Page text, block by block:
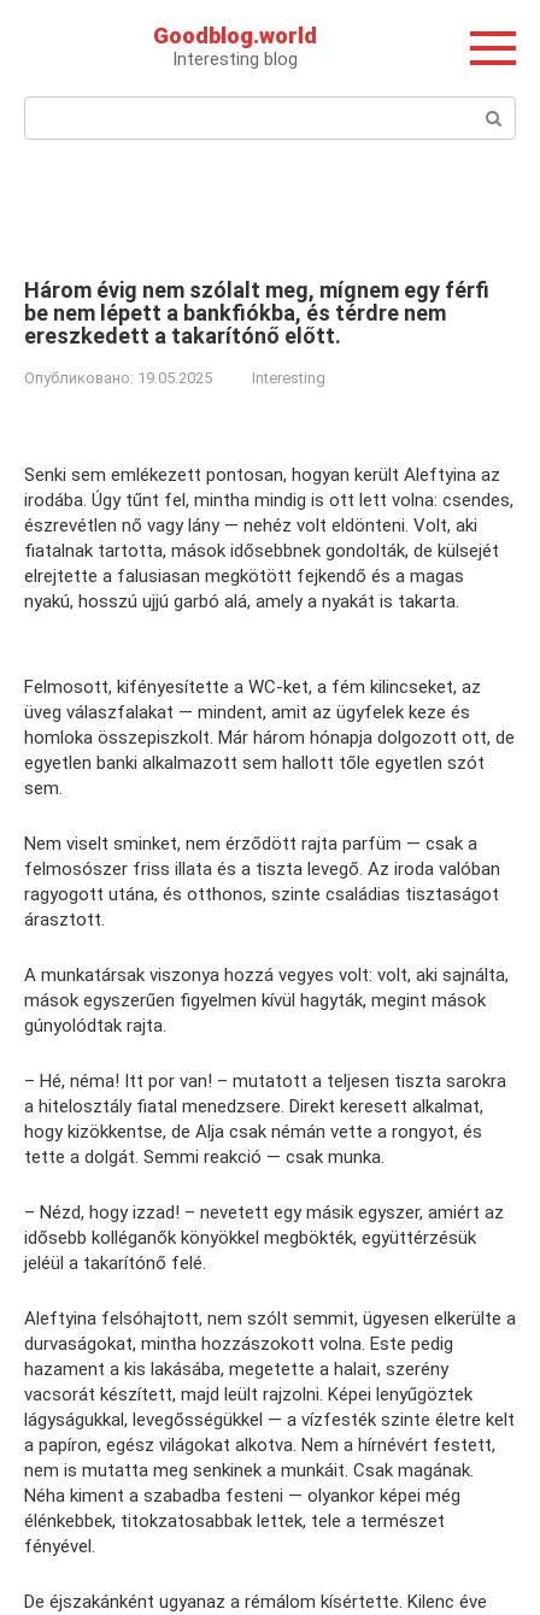
Goodblog.world
Interesting blog
Поиск:
Három évig nem szólalt meg, mígnem egy férfi
be nem lépett a bankfiókba, és térdre nem
ereszkedett a takarítónő előtt.
Опубликовано: 19.05.2025 Interesting
Senki sem emlékezett pontosan, hogyan került Aleftyina az
irodába. Úgy tűnt fel, mintha mindig is ott lett volna: csendes,
észrevétlen nő vagy lány — nehéz volt eldönteni. Volt, aki
fiatalnak tartotta, mások idősebbnek gondolták, de külsejét
elrejtette a falusiasan megkötött fejkendő és a magas
nyakú, hosszú ujjú garbó alá, amely a nyakát is takarta.
Felmosott, kifényesítette a WC-ket, a fém kilincseket, az
üveg válaszfalakat — mindent, amit az ügyfelek keze és
homloka összepiszkolt. Már három hónapja dolgozott ott, de
egyetlen banki alkalmazott sem hallott tőle egyetlen szót
sem.
Nem viselt sminket, nem érződött rajta parfüm — csak a
felmosószer friss illata és a tiszta levegő. Az iroda valóban
ragyogott utána, és otthonos, szinte családias tisztaságot
árasztott.
A munkatársak viszonya hozzá vegyes volt: volt, aki sajnálta,
mások egyszerűen figyelmen kívül hagyták, megint mások
gúnyolódtak rajta.
– Hé, néma! Itt por van! – mutatott a teljesen tiszta sarokra
a hitelosztály fiatal menedzsere. Direkt keresett alkalmat,
hogy kizökkentse, de Alja csak némán vette a rongyot, és
tette a dolgát. Semmi reakció — csak munka.
– Nézd, hogy izzad! – nevetett egy másik egyszer, amiért az
idősebb kolléganők könyökkel megbökték, együttérzésük
jeléül a takarítónő felé.
Aleftyina felsóhajtott, nem szólt semmit, ügyesen elkerülte a
durvaságokat, mintha hozzászokott volna. Este pedig
hazament a kis lakásába, megetette a halait, szerény
vacsorát készített, majd leült rajzolni. Képei lenyűgöztek
lágyságukkal, levegősségükkel — a vízfesték szinte életre kelt
a papíron, egész világokat alkotva. Nem a hírnévért festett,
nem is mutatta meg senkinek a munkáit. Csak magának.
Néha kiment a szabadba festeni — olyankor képei még
élénkebbek, titokzatosabbak lettek, tele a természet
fényével.
De éjszakánként ugyanaz a rémálom kísértette. Kilenc éve